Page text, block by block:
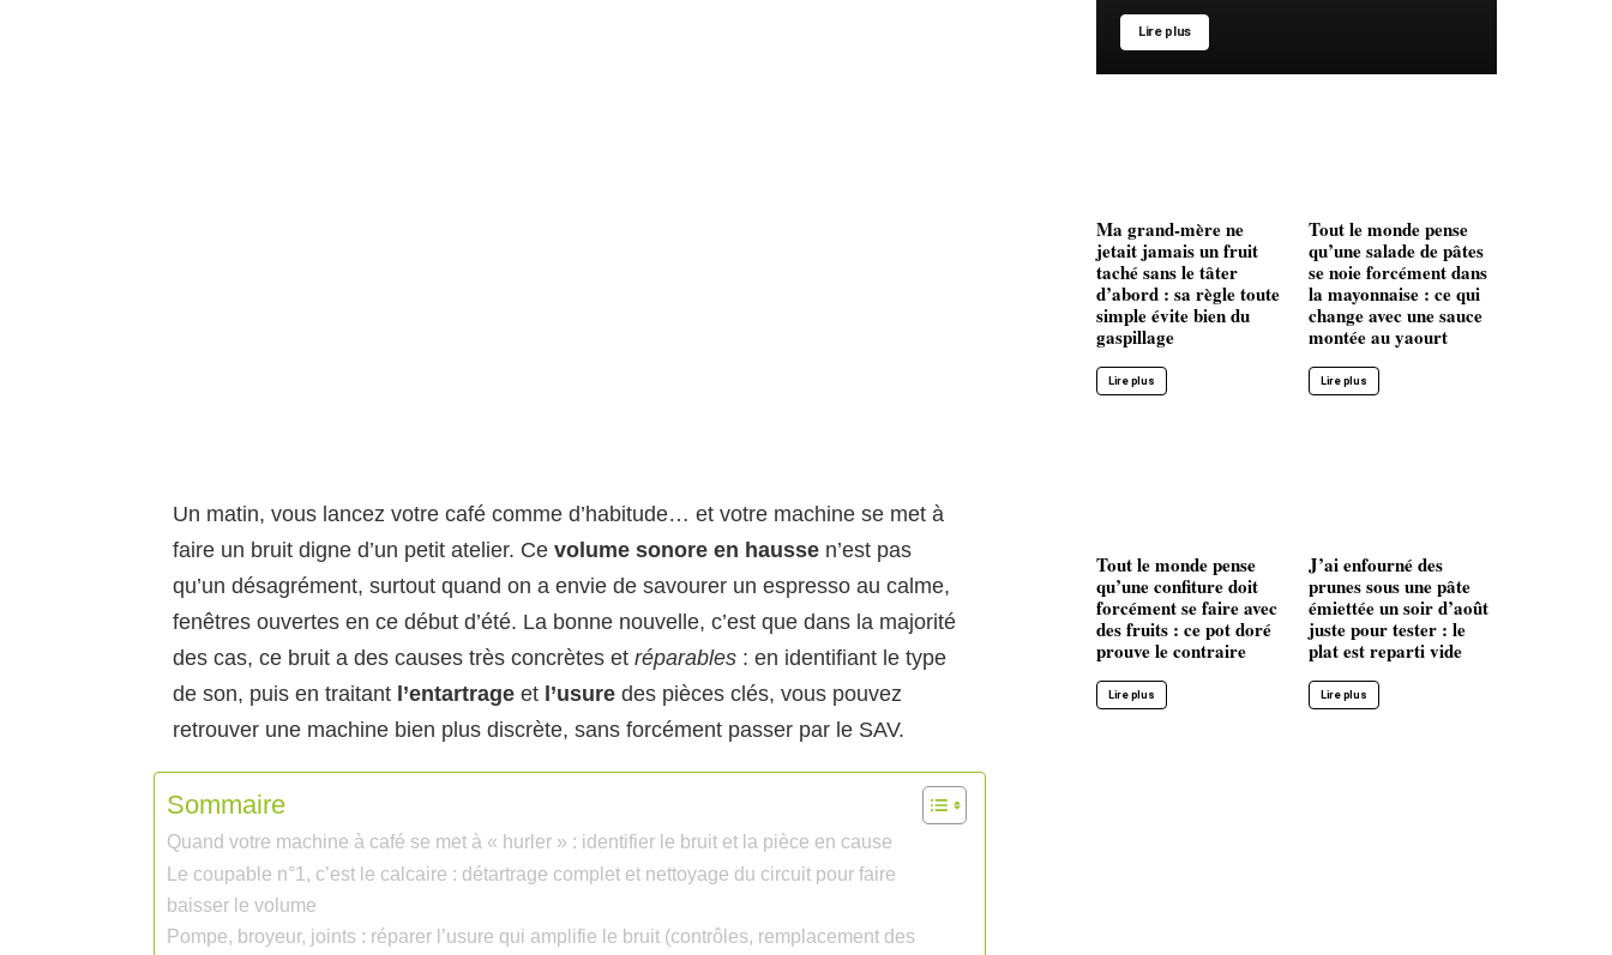
Un matin, vous lancez votre café comme d’habitude… et votre machine se met à
faire un bruit digne d’un petit atelier. Ce volume sonore en hausse n’est pas
qu’un désagrément, surtout quand on a envie de savourer un espresso au calme,
fenêtres ouvertes en ce début d’été. La bonne nouvelle, c’est que dans la majorité
des cas, ce bruit a des causes très concrètes et réparables : en identifiant le type
de son, puis en traitant l’entartrage et l’usure des pièces clés, vous pouvez
retrouver une machine bien plus discrète, sans forcément passer par le SAV.
Sommaire
Quand votre machine à café se met à « hurler » : identifier le bruit et la pièce en cause
Le coupable n°1, c’est le calcaire : détartrage complet et nettoyage du circuit pour faire
baisser le volume
Pompe, broyeur, joints : réparer l’usure qui amplifie le bruit (contrôles, remplacement des
Lire plus
Ma grand-mère ne
jetait jamais un fruit
taché sans le tâter
d’abord : sa règle toute
simple évite bien du
gaspillage
Lire plus
Tout le monde pense
qu’une salade de pâtes
se noie forcément dans
la mayonnaise : ce qui
change avec une sauce
montée au yaourt
Lire plus
Tout le monde pense
qu’une confiture doit
forcément se faire avec
des fruits : ce pot doré
prouve le contraire
Lire plus
J’ai enfourné des
prunes sous une pâte
émiettée un soir d’août
juste pour tester : le
plat est reparti vide
Lire plus